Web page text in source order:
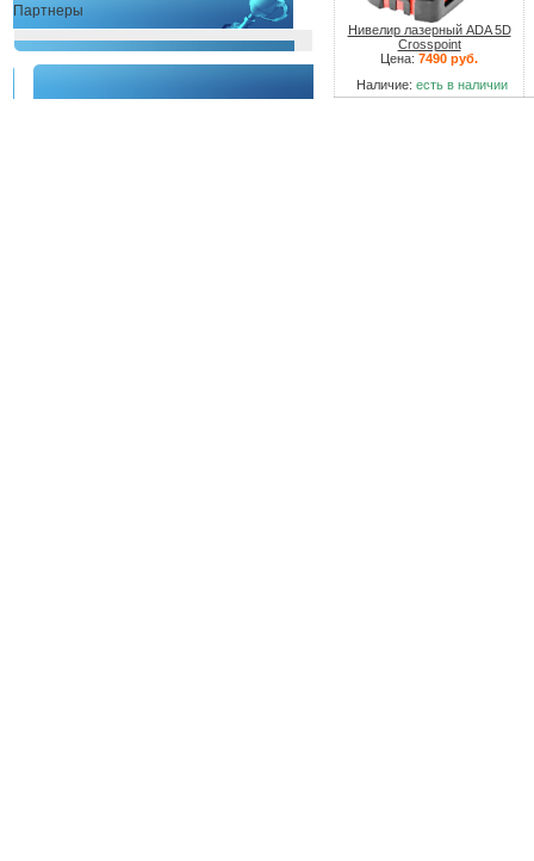
Партнеры
Нивелир лазерный ADA 5D
Crosspoint
Цена: 7490 руб.
Наличие: есть в наличии